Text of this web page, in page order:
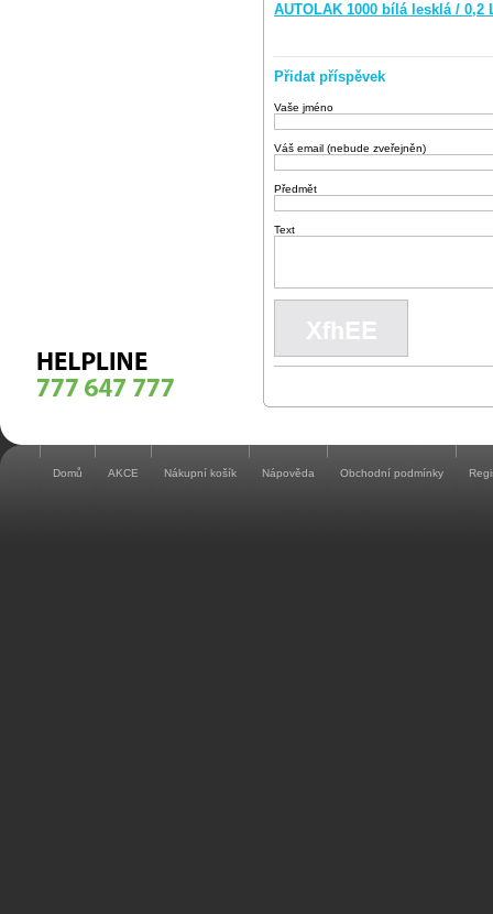
AUTOLAK 1000 bílá lesklá / 0,2
Přidat příspěvek
Vaše jméno
Váš email (nebude zveřejněn)
Předmět
Text
Domů AKCE Nákupní košík Nápověda Obchodní podmínky